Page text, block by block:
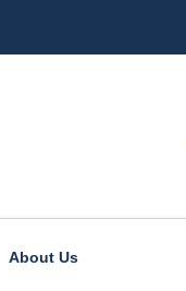
About Us